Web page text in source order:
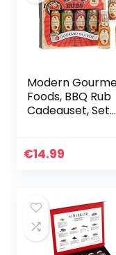
Modern
Foods, BBQ Rub
Cadeauset, Set
€14.99